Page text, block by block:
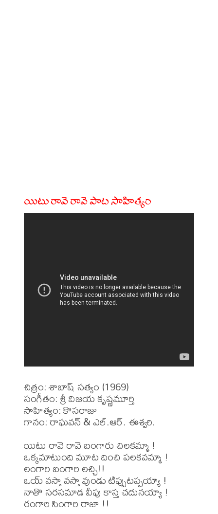
యిటు రావె రావె పాట సాహిత్యం
చిత్రం: శాబాష్ సత్యం (1969)
సంగీతం: శ్రీ విజయ కృష్ణమూర్తి
సాహిత్యం: కొసరాజు
గానం: రాఘవన్ & ఎల్.ఆర్. ఈశ్వరి.
యిటు రావె రావె బంగారు చిలకమ్మా !
ఒక్కమాటుంది మూట దించి పలకవమ్మా !
లంగారి బంగారి లచ్చి!!
ఒయ్ వస్తా వస్తా వుండు టిప్పుటప్పయ్యా !
నాతొ సరసమాడ వీపు కాస్త చదునయ్యా !
రంగారి సింగారి రాజా !!